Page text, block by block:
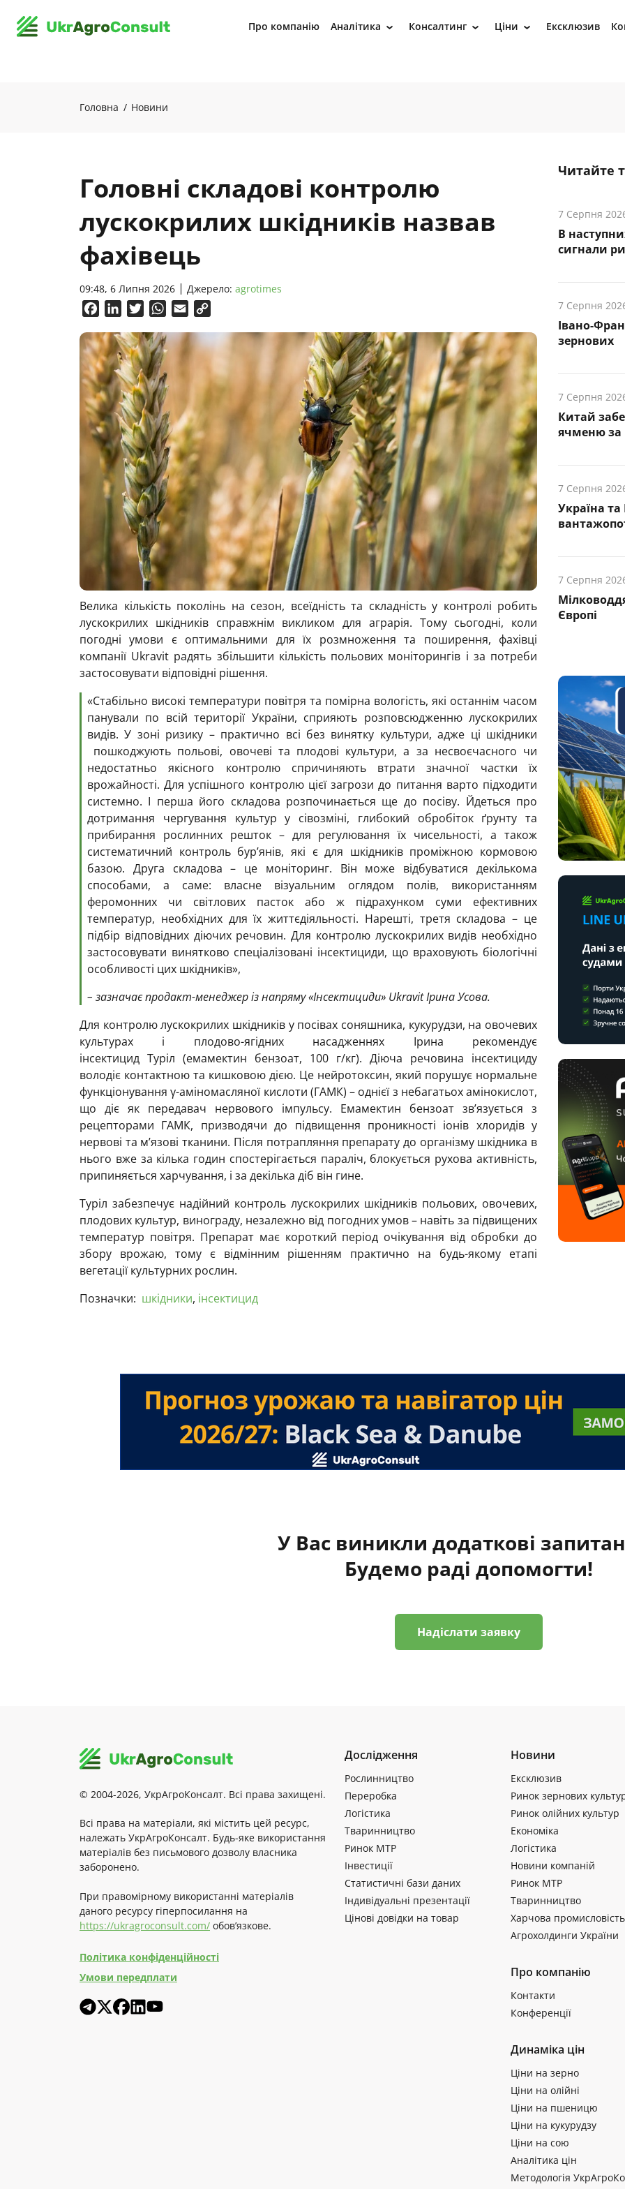
Про компанію Аналітика › Консалтинг › Ціни › Ексклюзив
Головна Новини
Головні складові контролю
лускокрилих шкідників назвав
фахівець
09:48, 6 Липня 2026 Джерело: agrotimes
FacebookLinkedInTwitterWhatsApp
Email
Велика кількість поколінь на сезон, всеїдність та складність у контролі робить
лускокрилих шкідників справжнім викликом для аграрія. Тому сьогодні, коли
погодні умови є оптимальними для їх розмноження та поширення, фахівці
компанії Ukravit радять збільшити кількість польових моніторингів і за потреби
застосовувати відповідні рішення.
«Стабільно високі температури повітря та помірна вологість, які останнім часом
панували по всій території України, сприяють розповсюдженню лускокрилих
видів. У зоні ризику – практично всі без винятку культури, адже ці шкідники
пошкоджують польові, овочеві та плодові культури, а за несвоєчасного чи
недостатньо якісного контролю спричиняють втрати значної частки їх
врожайності. Для успішного контролю цієї загрози до питання варто підходити
системно. І перша його складова розпочинається ще до посіву. Йдеться про
дотримання чергування культур у сівозміні, глибокий обробіток ґрунту та
прибирання рослинних решток – для регулювання їх чисельності, а також
систематичний контроль бур’янів, які є для шкідників проміжною кормовою
базою. Друга складова – це моніторинг. Він може відбуватися декількома
способами, а саме: власне візуальним оглядом полів, використанням
феромонних чи світлових пасток або ж підрахунком суми ефективних
температур, необхідних для їх життєдіяльності. Нарешті, третя складова – це
підбір відповідних діючих речовин. Для контролю лускокрилих видів необхідно
застосовувати винятково спеціалізовані інсектициди, що враховують біологічні
особливості цих шкідників»,
– зазначає продакт-менеджер із напряму «Інсектициди» Ukravit Ірина Усова.
Для контролю лускокрилих шкідників у посівах соняшника, кукурудзи, на овочевих
культурах і плодово-ягідних насадженнях Ірина рекомендує
інсектицид Туріл (емамектин бензоат, 100 г/кг). Діюча речовина інсектициду
володіє контактною та кишковою дією. Це нейротоксин, який порушує нормальне
функціонування γ-аміномасляної кислоти (ГАМК) – однієї з небагатьох амінокислот,
що діє як передавач нервового імпульсу. Емамектин бензоат зв’язується з
рецепторами ГАМК, призводячи до підвищення проникності іонів хлоридів у
нервові та м’язові тканини. Після потрапляння препарату до організму шкідника в
нього вже за кілька годин спостерігається параліч, блокується рухова активність,
припиняється харчування, і за декілька діб він гине.
Туріл забезпечує надійний контроль лускокрилих шкідників польових, овочевих,
плодових культур, винограду, незалежно від погодних умов – навіть за підвищених
температур повітря. Препарат має короткий період очікування від обробки до
збору врожаю, тому є відмінним рішенням практично на будь-якому етапі
вегетації культурних рослин.
Позначки: шкідники, інсектицид
Читайте
7 Серпня
В
cигнали
7 Серпня
Івано-
зернових
7 Серпня
Китай
ячменю за
7 Серпня
Україна
7 Серпня
Європі
У Вас виникли додаткові
Будемо раді допомогти!
Надіслати заявку
© 2004-2026, УкрАгроКонсалт. Всі права захищені.
Всі права на матеріали, які містить цей ресурс,
належать УкрАгроКонсалт. Будь-яке використання
матеріалів без письмового дозволу власника
заборонено.
При правомірному використанні матеріалів
даного ресурсу гіперпосилання на
https://ukragroconsult.com/ обов’язкове.
Політика конфіденційності
Умови передплати
Дослідження
Рослинництво
Переробка
Логістика
Тваринництво
Ринок МТР
Інвестиції
Статистичні бази даних
Індивідуальні презентації
Цінові довідки на товар
Новини
Ексклюзив
Ринок зернових
Ринок олійних культур
Економіка
Логістика
Новини компаній
Ринок МТР
Тваринництво
Харчова промисловість
Агрохолдинги України
Про компанію
Контакти
Конференції
Динаміка цін
Ціни на зерно
Ціни на олійні
Ціни на пшеницю
Ціни на кукурудзу
Ціни на сою
Аналітика цін
Методологія